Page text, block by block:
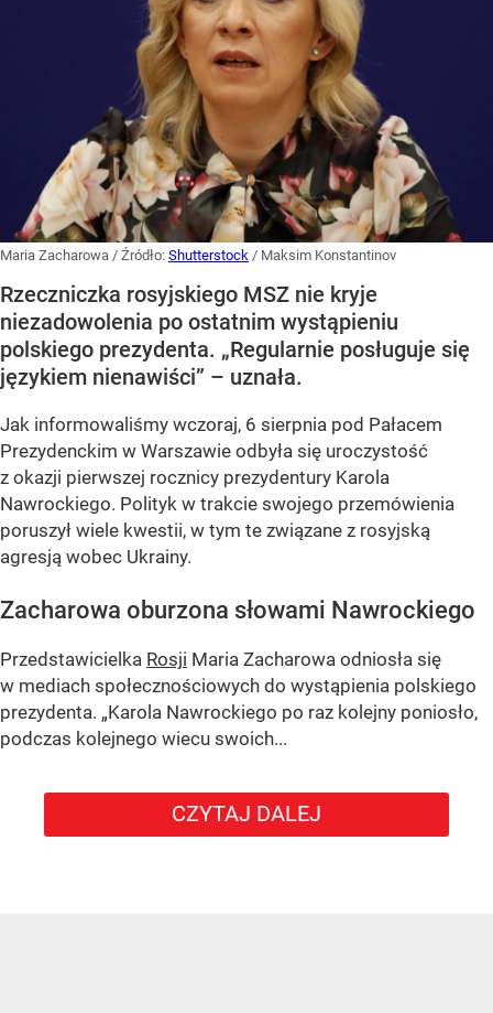
Maria Zacharowa / Źródło: Shutterstock / Maksim Konstantinov
Rzeczniczka rosyjskiego MSZ nie kryje
niezadowolenia po ostatnim wystąpieniu
polskiego prezydenta. „Regularnie posługuje się
językiem nienawiści” – uznała.
Jak informowaliśmy wczoraj, 6 sierpnia pod Pałacem
Prezydenckim w Warszawie odbyła się uroczystość
z okazji pierwszej rocznicy prezydentury Karola
Nawrockiego. Polityk w trakcie swojego przemówienia
poruszył wiele kwestii, w tym te związane z rosyjską
agresją wobec Ukrainy.
Zacharowa oburzona słowami Nawrockiego
Przedstawicielka Rosji Maria Zacharowa odniosła się
w mediach społecznościowych do wystąpienia polskiego
prezydenta. „Karola Nawrockiego po raz kolejny poniosło,
podczas kolejnego wiecu swoich...
CZYTAJ DALEJ